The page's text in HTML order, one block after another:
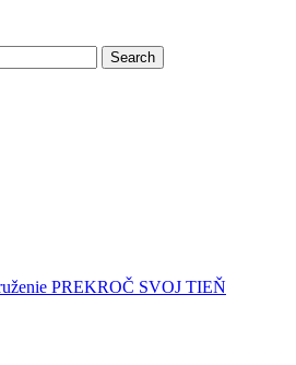
PREKROČ SVOJ TIEŇ